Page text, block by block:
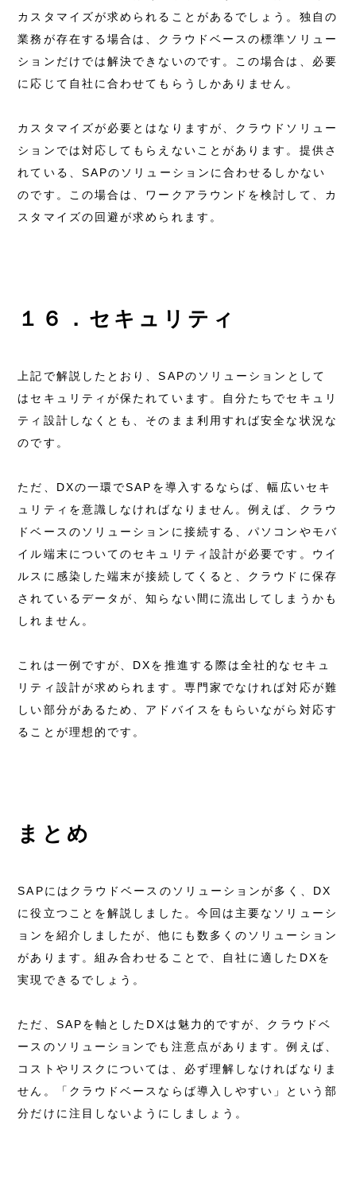
カスタマイズが求められることがあるでしょう。独自の
業務が存在する場合は、クラウドベースの標準ソリュー
ションだけでは解決できないのです。この場合は、必要
に応じて自社に合わせてもらうしかありません。
カスタマイズが必要とはなりますが、クラウドソリュー
ションでは対応してもらえないことがあります。提供さ
れている、SAPのソリューションに合わせるしかない
のです。この場合は、ワークアラウンドを検討して、カ
スタマイズの回避が求められます。
１６．セキュリティ
上記で解説したとおり、SAPのソリューションとして
はセキュリティが保たれています。自分たちでセキュリ
ティ設計しなくとも、そのまま利用すれば安全な状況な
のです。
ただ、DXの一環でSAPを導入するならば、幅広いセキ
ュリティを意識しなければなりません。例えば、クラウ
ドベースのソリューションに接続する、パソコンやモバ
イル端末についてのセキュリティ設計が必要です。ウイ
ルスに感染した端末が接続してくると、クラウドに保存
されているデータが、知らない間に流出してしまうかも
しれません。
これは一例ですが、DXを推進する際は全社的なセキュ
リティ設計が求められます。専門家でなければ対応が難
しい部分があるため、アドバイスをもらいながら対応す
ることが理想的です。
まとめ
SAPにはクラウドベースのソリューションが多く、DX
に役立つことを解説しました。今回は主要なソリューシ
ョンを紹介しましたが、他にも数多くのソリューション
があります。組み合わせることで、自社に適したDXを
実現できるでしょう。
ただ、SAPを軸としたDXは魅力的ですが、クラウドベ
ースのソリューションでも注意点があります。例えば、
コストやリスクについては、必ず理解しなければなりま
せん。「クラウドベースならば導入しやすい」という部
分だけに注目しないようにしましょう。